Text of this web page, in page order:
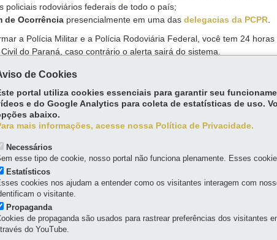
policiais rodoviários federais de todo o país;
de Ocorrência presencialmente em uma dasdelegacias da PCPR
a Polícia Militar e a Polícia Rodoviária Federal, você tem 24
do Paraná, caso contrário o alerta sairá do sistema.
do boletim de ocorrência são imediatos.
CIVIL
de Cookies
portal utiliza cookies essenciais para garantir seu
e do Google Analytics para coleta de estatísticas de uso.
abaixo.
mais informações, acesse nossa Política de Privacidade.
Necessários
esse tipo de cookie, nosso portal não funciona plenamente. Esses
Estatísticos
cookies nos ajudam a entender como os visitantes interagem com
o visitante.
Propaganda
de propaganda são usados para rastrear preferências dos visitantes
do YouTube.